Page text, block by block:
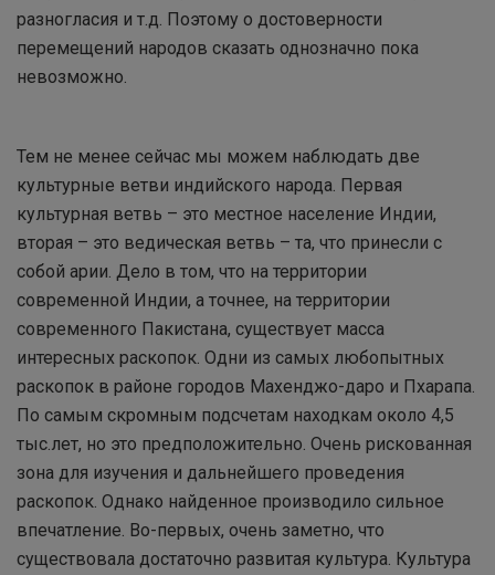
разногласия и т.д. Поэтому о достоверности
перемещений народов сказать однозначно пока
невозможно.
Тем не менее сейчас мы можем наблюдать две
культурные ветви индийского народа. Первая
культурная ветвь – это местное население Индии,
вторая – это ведическая ветвь – та, что принесли с
собой арии. Дело в том, что на территории
современной Индии, а точнее, на территории
современного Пакистана, существует масса
интересных раскопок. Одни из самых любопытных
раскопок в районе городов Махенджо-даро и Пхарапа.
По самым скромным подсчетам находкам около 4,5
тыс.лет, но это предположительно. Очень рискованная
зона для изучения и дальнейшего проведения
раскопок. Однако найденное производило сильное
впечатление. Во-первых, очень заметно, что
существовала достаточно развитая культура. Культура